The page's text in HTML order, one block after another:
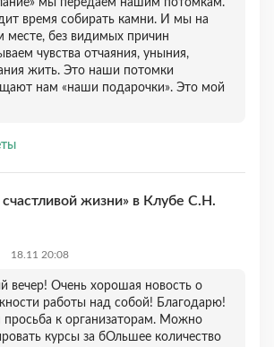
мы передаём нашим потомкам.
время собирать камни. И мы на
месте, без видимых причин
чувства отчаяния, уныния,
жить. Это наши потомки
нам «наши подарочки». Это мой
жизни» в Клубе С.Н.
18.11 20:08
вечер! Очень хорошая новость о
работы над собой! Благодарю!
просьба к организаторам. Можно
курсы за бОльшее количество